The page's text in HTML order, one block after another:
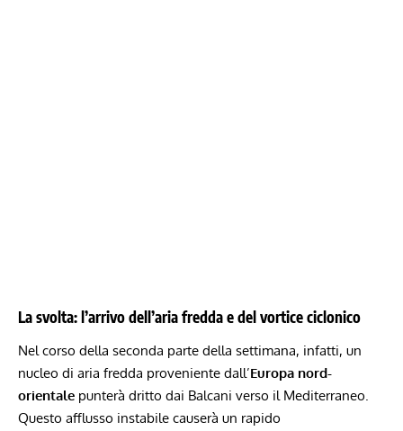
La svolta: l’arrivo dell’aria fredda e del vortice ciclonico
Nel corso della seconda parte della settimana, infatti, un
nucleo di aria fredda proveniente dall’Europa nord-
orientale punterà dritto dai Balcani verso il Mediterraneo.
Questo afflusso instabile causerà un rapido